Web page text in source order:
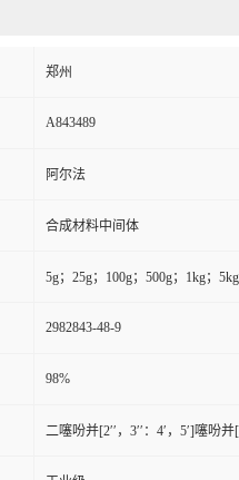
郑州
A843489
阿尔法
合成材料中间体
5g；25g；100g；500g；1kg；5kg
2982843-48-9
98%
二噻吩并[2′′，3′′：4′，5′]噻